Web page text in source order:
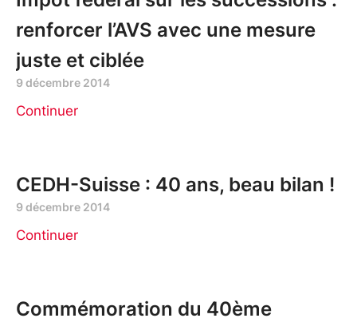
renforcer l’AVS avec une mesure
juste et ciblée
9 décembre 2014
Continuer
CEDH-Suisse : 40 ans, beau bilan !
9 décembre 2014
Continuer
Commémoration du 40ème